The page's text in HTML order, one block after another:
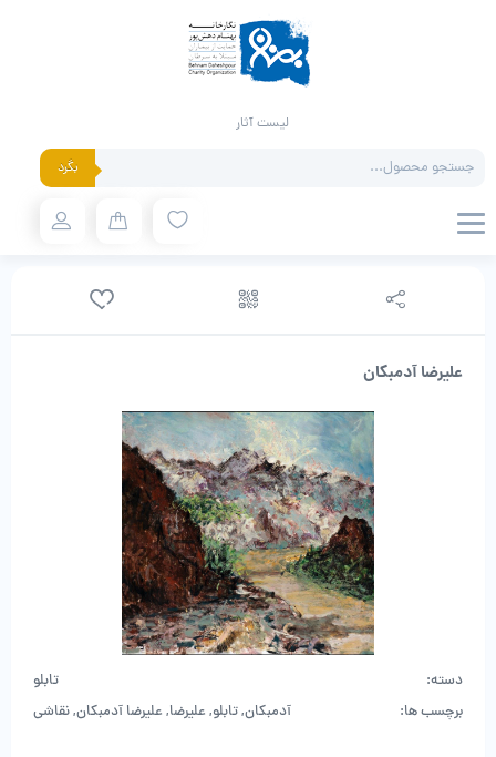
لیست آثار
search بگرد
علیرضا آدمبکان
دسته:
تابلو
برچسب ها:
آدمبکان,تابلو, علیرضا, علیرضا آدمبکان,نقاشی